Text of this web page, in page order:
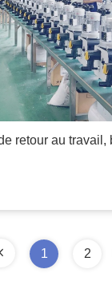
retour au travail,
1 2